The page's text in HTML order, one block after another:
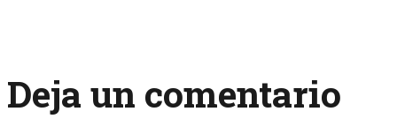
Deja un comentario